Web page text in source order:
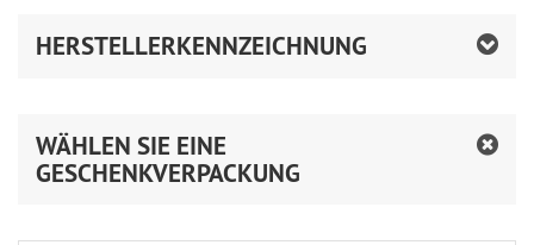
HERSTELLERKENNZEICHNUNG
WÄHLEN SIE EINE
GESCHENKVERPACKUNG